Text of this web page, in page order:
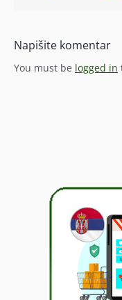
Napišite komentar
You must be logged in